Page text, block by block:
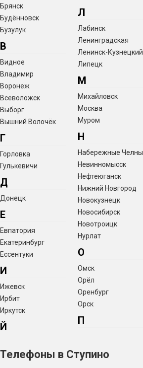
Брянск
Будённовск
Бузулук
В
Видное
Владимир
Воронеж
Всеволожск
Выборг
Вышний Волочёк
Г
Горловка
Гулькевичи
Д
Донецк
Е
Евпатория
Екатеринбург
Ессентуки
И
Ижевск
Ирбит
Иркутск
Й
Л
Лабинск
Ленинградская
Ленинск-Кузнецкий
Липецк
М
Михайловск
Москва
Муром
Н
Набережные Челны
Невинномысск
Нефтеюганск
Нижний Новгород
Новокузнецк
Новосибирск
Новотроицк
Нурлат
О
Омск
Орёл
Оренбург
Орск
П
Телефоны в Ступино